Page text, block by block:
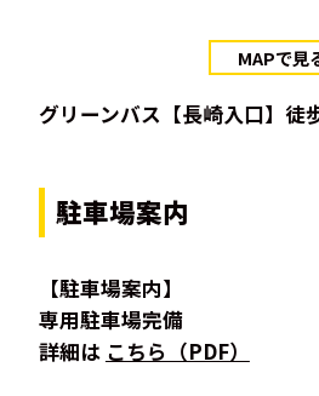
MAPで見
グリーンバス【長崎入口】徒
駐車場案内
【駐車場案内】
専用駐車場完備
詳細は こちら（PDF）